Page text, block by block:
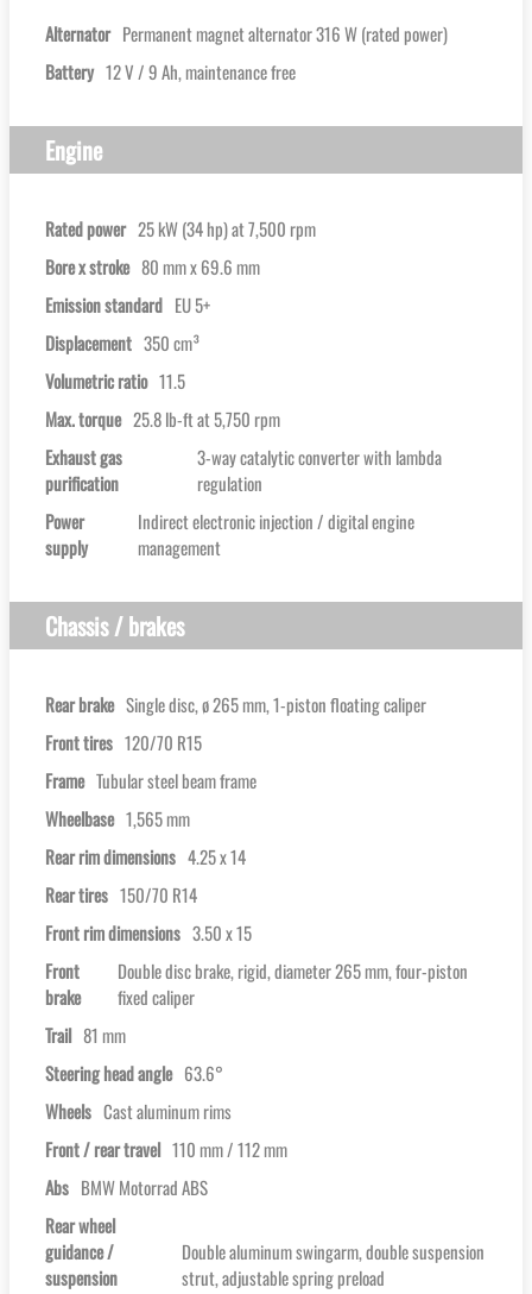
Alternator Permanent magnet alternator 316 W (rated power)
Battery 12 V / 9 Ah, maintenance free
Engine
Rated power 25 kW (34 hp) at 7,500 rpm
Bore x stroke 80 mm x 69.6 mm
Emission standard EU 5+
Displacement 350 cm³
Volumetric ratio 11.5
Max. torque 25.8 lb-ft at 5,750 rpm
Exhaust gas
purification
3-way catalytic converter with lambda
regulation
Power
supply
Indirect electronic injection / digital engine
management
Chassis / brakes
Rear brake Single disc, ø 265 mm, 1-piston floating caliper
Front tires 120/70 R15
Frame Tubular steel beam frame
Wheelbase 1,565 mm
Rear rim dimensions 4.25 x 14
Rear tires 150/70 R14
Front rim dimensions 3.50 x 15
Front
brake
Double disc brake, rigid, diameter 265 mm, four-piston
fixed caliper
Trail 81 mm
Steering head angle 63.6°
Wheels Cast aluminum rims
Front / rear travel 110 mm / 112 mm
Abs BMW Motorrad ABS
Rear wheel
guidance /
suspension
Double aluminum swingarm, double suspension
strut, adjustable spring preload